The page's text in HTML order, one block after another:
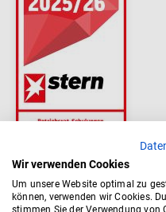
Wir verwenden Cookies
Um unsere Website optimal zu
können, verwenden wir Cookies.
stimmen Sie der Verwendung von